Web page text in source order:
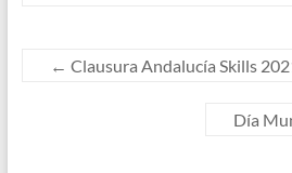
← Clausura Andalucía Skills
Día